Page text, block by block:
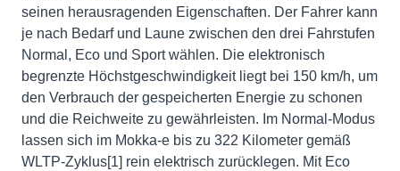
seinen herausragenden Eigenschaften. Der Fahrer kann
je nach Bedarf und Laune zwischen den drei Fahrstufen
Normal, Eco und Sport wählen. Die elektronisch
begrenzte Höchstgeschwindigkeit liegt bei 150 km/h, um
den Verbrauch der gespeicherten Energie zu schonen
und die Reichweite zu gewährleisten. Im Normal-Modus
lassen sich im Mokka-e bis zu 322 Kilometer gemäß
WLTP-Zyklus[1] rein elektrisch zurücklegen. Mit Eco